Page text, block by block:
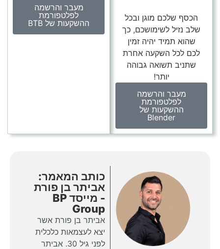
הכסף שלכם מוגן ובכל
שלב נזיל לשימושכם, כך
שהוא תמיד יהיה זמין
לכם לכל השקעה אחרת
שתניב תשואה גבוהה
יותר!
מעבר והרשמה
לפלטפורמת
ההשקעות של
Blender
מעבר והרשמה
לפלטפורמת
ההשקעות של BTB
כותב המאמר:
אביתר בן פורת
- מייסד BP
Group
אביתר בן פורת אשר
יצא לעצמאות כלכלית
לפני גיל 30. אביתר